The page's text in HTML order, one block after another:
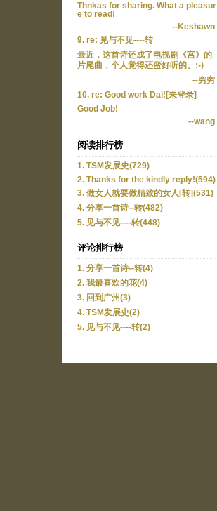
Thnkas for sharing. What a pleasur
e to read!
--Keshawn
9. re: 见与不见----转
最近，这首诗还成了电视剧《宫》的
片尾曲，个人觉得还蛮好听的。:-)
--穷穷
10. re: Good work Dai![未登录]
Good Job!
--wang
阅读排行榜
1. TSM发展史(729)
2. Thanks for the kindly reply!(594)
3. 做女人就要做精致的女人[转](531)
4. 分享一首诗--转(482)
5. 见与不见----转(448)
评论排行榜
1. 分享一首诗--转(4)
2. 我最喜欢的花(4)
3. 回到广州(3)
4. TSM发展史(2)
5. 见与不见----转(2)